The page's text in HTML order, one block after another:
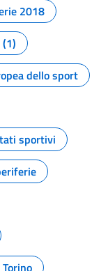
2018
dello sport
sportivi